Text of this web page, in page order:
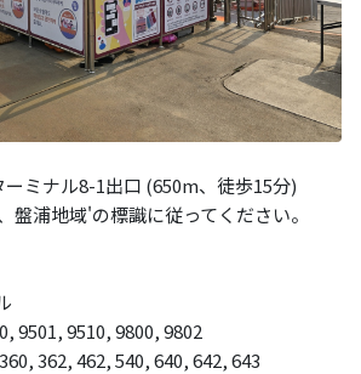
ミナル8-1出口 (650m、徒歩15分)
盤浦地域'の標識に従ってください。
9501, 9510, 9800, 9802
362, 462, 540, 640, 642, 643